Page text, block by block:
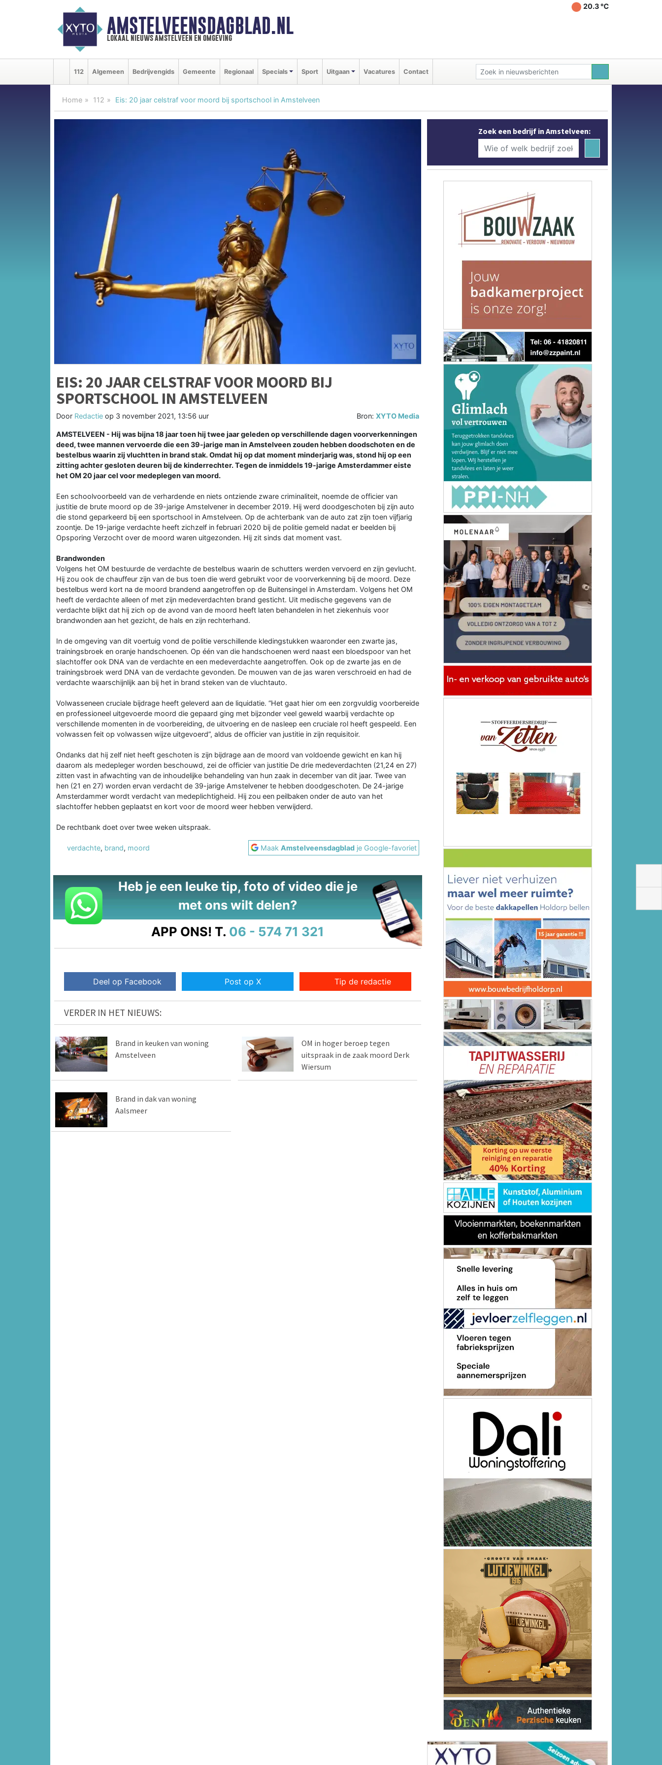
AMSTELVEENSDAGBLAD.NL
lokaal nieuws amstelveen en omgeving
20.3 ℃
112 Algemeen Bedrijvengids Gemeente Regionaal Specials Sport Uitgaan Vacatures Contact
Home 112 Eis: 20 jaar celstraf voor moord bij sportschool in Amstelveen
EIS: 20 JAAR CELSTRAF VOOR MOORD BIJ
SPORTSCHOOL IN AMSTELVEEN
Door Redactie op 3 november 2021, 13:56 uur Bron:XYTO Media
AMSTELVEEN - Hij was bijna 18 jaar toen hij twee jaar geleden op verschillende dagen voorverkenningen
deed, twee mannen vervoerde die een 39-jarige man in Amstelveen zouden hebben doodschoten en de
bestelbus waarin zij vluchtten in brand stak. Omdat hij op dat moment minderjarig was, stond hij op een
zitting achter gesloten deuren bij de kinderrechter. Tegen de inmiddels 19-jarige Amsterdammer eiste
het OM 20 jaar cel voor medeplegen van moord.
Een schoolvoorbeeld van de verhardende en niets ontziende zware criminaliteit, noemde de officier van
justitie de brute moord op de 39-jarige Amstelvener in december 2019. Hij werd doodgeschoten bij zijn auto
die stond geparkeerd bij een sportschool in Amstelveen. Op de achterbank van de auto zat zijn toen vijfjarig
zoontje. De 19-jarige verdachte heeft zichzelf in februari 2020 bij de politie gemeld nadat er beelden bij
Opsporing Verzocht over de moord waren uitgezonden. Hij zit sinds dat moment vast.
Brandwonden
Volgens het OM bestuurde de verdachte de bestelbus waarin de schutters werden vervoerd en zijn gevlucht.
Hij zou ook de chauffeur zijn van de bus toen die werd gebruikt voor de voorverkenning bij de moord. Deze
bestelbus werd kort na de moord brandend aangetroffen op de Buitensingel in Amsterdam. Volgens het OM
heeft de verdachte alleen of met zijn medeverdachten brand gesticht. Uit medische gegevens van de
verdachte blijkt dat hij zich op de avond van de moord heeft laten behandelen in het ziekenhuis voor
brandwonden aan het gezicht, de hals en zijn rechterhand.
In de omgeving van dit voertuig vond de politie verschillende kledingstukken waaronder een zwarte jas,
trainingsbroek en oranje handschoenen. Op één van die handschoenen werd naast een bloedspoor van het
slachtoffer ook DNA van de verdachte en een medeverdachte aangetroffen. Ook op de zwarte jas en de
trainingsbroek werd DNA van de verdachte gevonden. De mouwen van de jas waren verschroeid en had de
verdachte waarschijnlijk aan bij het in brand steken van de vluchtauto.
Volwasseneen cruciale bijdrage heeft geleverd aan de liquidatie. “Het gaat hier om een zorgvuldig voorbereide
en professioneel uitgevoerde moord die gepaard ging met bijzonder veel geweld waarbij verdachte op
verschillende momenten in de voorbereiding, de uitvoering en de nasleep een cruciale rol heeft gespeeld. Een
volwassen feit op volwassen wijze uitgevoerd”, aldus de officier van justitie in zijn requisitoir.
Ondanks dat hij zelf niet heeft geschoten is zijn bijdrage aan de moord van voldoende gewicht en kan hij
daarom als medepleger worden beschouwd, zei de officier van justitie De drie medeverdachten (21,24 en 27)
zitten vast in afwachting van de inhoudelijke behandeling van hun zaak in december van dit jaar. Twee van
hen (21 en 27) worden ervan verdacht de 39-jarige Amstelvener te hebben doodgeschoten. De 24-jarige
Amsterdammer wordt verdacht van medeplichtigheid. Hij zou een peilbaken onder de auto van het
slachtoffer hebben geplaatst en kort voor de moord weer hebben verwijderd.
De rechtbank doet over twee weken uitspraak.
verdachte, brand, moord MaakAmstelveensdagblad je Google-favoriet
Heb je een leuke tip, foto of video die je
met ons wilt delen?
APP ONS! T. 06 - 574 71 321
Deel op Facebook Post op X Tip de redactie
VERDER IN HET NIEUWS:
Brand in keuken van woning
Amstelveen
OM in hoger beroep tegen
uitspraak in de zaak moord Derk
Wiersum
Brand in dak van woning
Aalsmeer
Zoek een bedrijf in Amstelveen: